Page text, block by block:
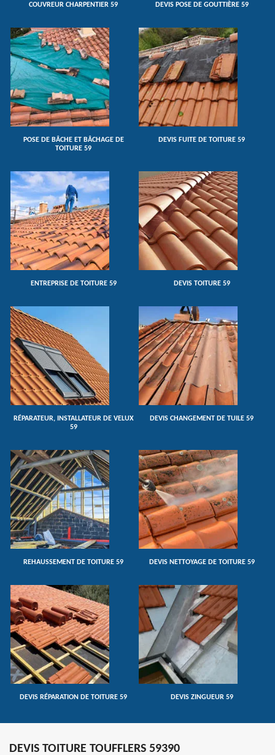
COUVREUR CHARPENTIER 59 DEVIS POSE DE GOUTTIÈRE 59
POSE DE BÂCHE ET BÂCHAGE DE
TOITURE 59
DEVIS FUITE DE TOITURE 59
ENTREPRISE DE TOITURE 59 DEVIS TOITURE 59
RÉPARATEUR, INSTALLATEUR DE VELUX
59
DEVIS CHANGEMENT DE TUILE 59
REHAUSSEMENT DE TOITURE 59 DEVIS NETTOYAGE DE TOITURE 59
DEVIS RÉPARATION DE TOITURE 59 DEVIS ZINGUEUR 59
DEVIS TOITURE TOUFFLERS 59390